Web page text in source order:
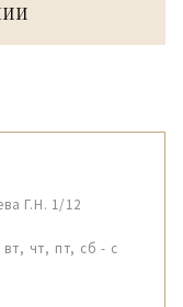
Г.Н. 1/12
вт, чт, пт, сб - с